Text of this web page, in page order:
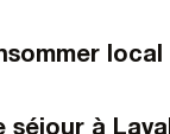
local
séjour à